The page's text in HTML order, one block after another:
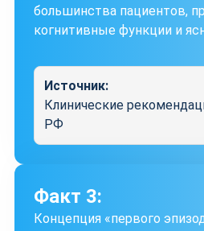
большинства пациентов,
когнитивные функции и
Источник:
Клинические
РФ
Факт 3:
Концепция «первого